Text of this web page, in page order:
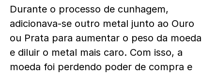
Durante o processo de cunhagem,
adicionava-se outro metal junto ao Ouro
ou Prata para aumentar o peso da moeda
e diluir o metal mais caro. Com isso, a
moeda foi perdendo poder de compra e